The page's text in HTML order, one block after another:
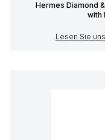
Hermes Diamond
with
Lesen Sie